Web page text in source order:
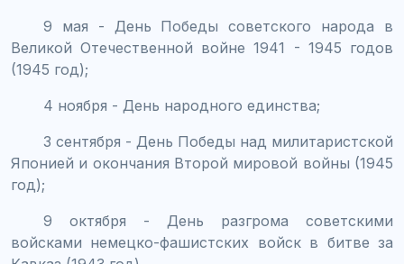
9 мая - День Победы советского народа в
Великой Отечественной войне 1941 - 1945 годов
(1945 год);
4 ноября - День народного единства;
3 сентября - День Победы над милитаристской
Японией и окончания Второй мировой войны (1945
год);
9 октября - День разгрома советскими
войсками немецко-фашистских войск в битве за